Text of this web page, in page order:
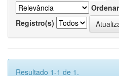
Ordenar
Registro(s)
Resultado 1-1 de 1.